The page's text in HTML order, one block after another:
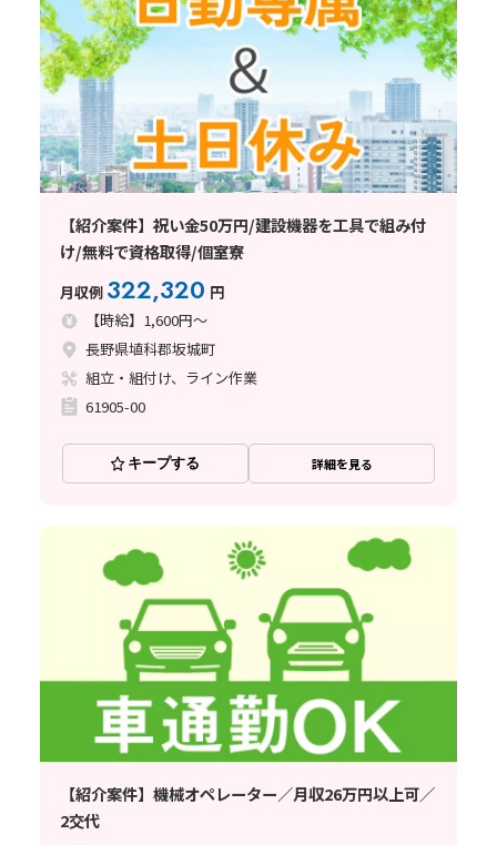
【紹介案件】祝い金50万円/建設機器を工具で組み付
け/無料で資格取得/個室寮
月収例 322,320 円
【時給】1,600円～
長野県埴科郡坂城町
組立・組付け、ライン作業
61905-00
キープする 詳細を見る
【紹介案件】機械オペレーター／月収26万円以上可／
2交代